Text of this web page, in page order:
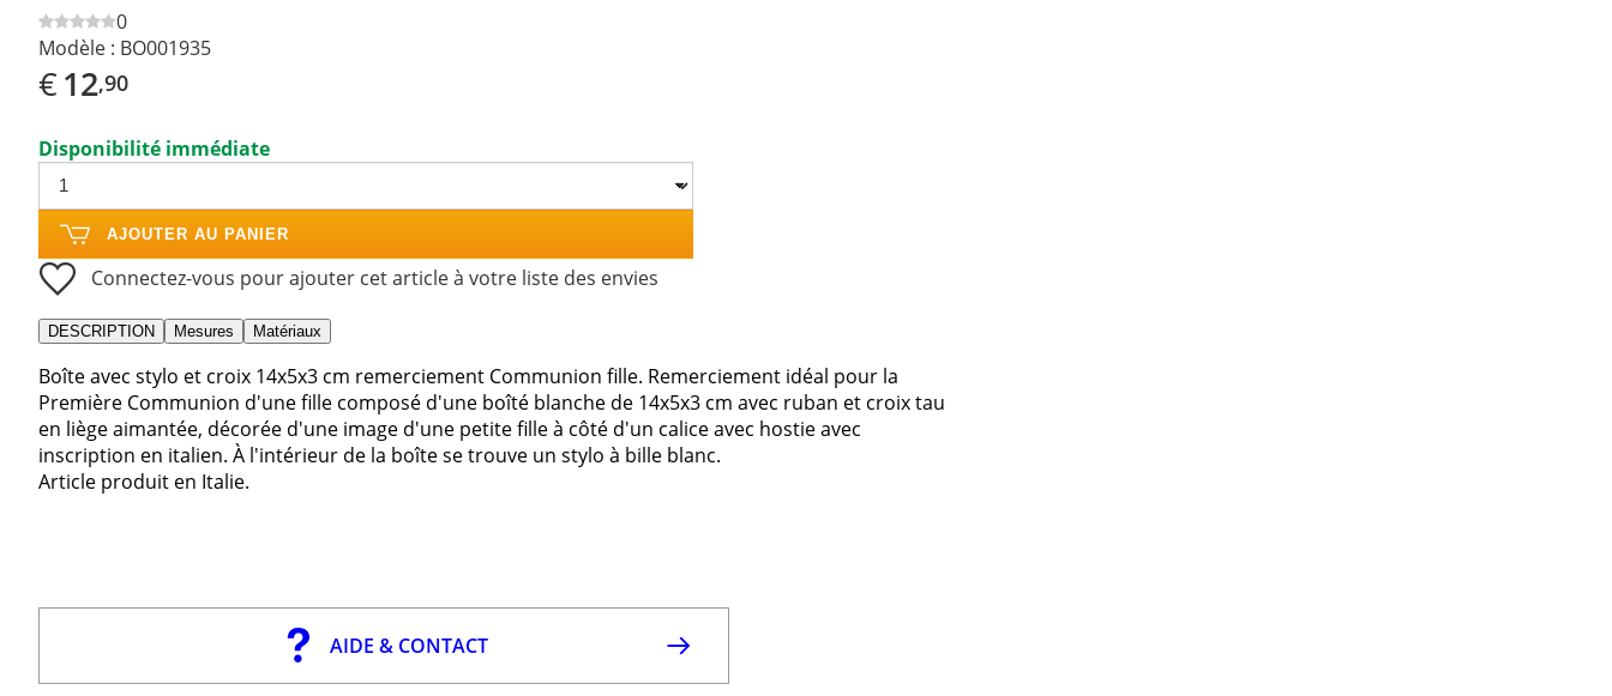
0
Modèle : BO001935
€12,90
Disponibilité immédiate
AJOUTER AU PANIER
Connectez-vous pour ajouter cet article à votre liste des envies
DESCRIPTION Mesures Matériaux
Boîte avec stylo et croix 14x5x3 cm remerciement Communion fille. Remerciement idéal pour la
Première Communion d'une fille composé d'une boîté blanche de 14x5x3 cm avec ruban et croix tau
en liège aimantée, décorée d'une image d'une petite fille à côté d'un calice avec hostie avec
inscription en italien. À l'intérieur de la boîte se trouve un stylo à bille blanc.
Article produit en Italie.
AIDE & CONTACT